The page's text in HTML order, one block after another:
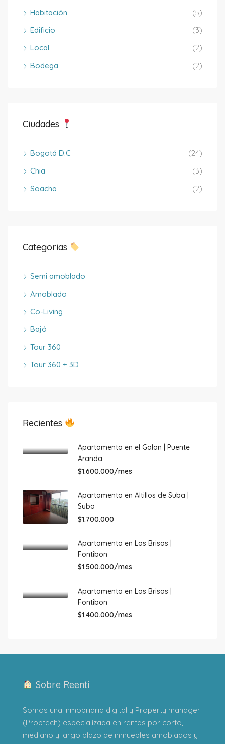
Habitación
(5)
Edificio
(3)
Local
(2)
Bodega
(2)
Ciudades
Bogotá D.C
(24)
Chia
(3)
Soacha
(2)
Categorias
Semi amoblado
Amoblado
Co-Living
Bajó
Tour 360
Tour 360 + 3D
Recientes
Apartamento en el Galan | Puente
Aranda
$1.600.000/mes
Apartamento en Altillos de Suba |
Suba
$1.700.000
Apartamento en Las Brisas |
Fontibon
$1.500.000/mes
Apartamento en Las Brisas |
Fontibon
$1.400.000/mes
Sobre Reenti
Somos una Inmobiliaria digital y Property manager
(Proptech) especializada en rentas por corto,
mediano y largo plazo de inmuebles amoblados y